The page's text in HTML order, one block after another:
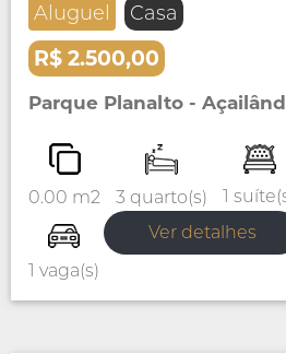
Aluguel Casa
R$ 2.500,00
Parque Planalto -
0.00 m2 3 quarto(s) 1
1 vaga(s)
Ver detalhes